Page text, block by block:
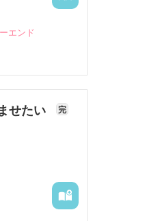
エンド
せたい 完